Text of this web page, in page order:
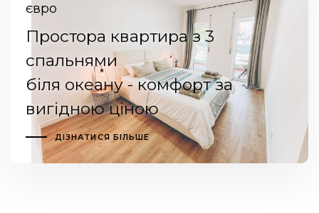
євро
Простора квартира з 3
спальнями
біля океану - комфорт за
вигідною ціною
ДІЗНАТИСЯ БІЛЬШЕ